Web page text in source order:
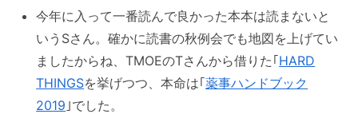
今年に入って一番読んで良かった本本は読まないと
いうSさん。確かに読書の秋例会でも地図を上げてい
ましたからね、TMOEのTさんから借りた｢HARD
THINGSを挙げつつ、本命は｢薬事ハンドブック
2019 ｣でした。